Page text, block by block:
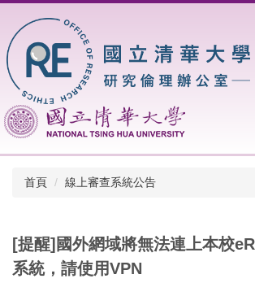
到
主
要
內
區
首頁 線上審查系統公告
[提醒]國外網域將無法連上本校
系統，請使用VPN